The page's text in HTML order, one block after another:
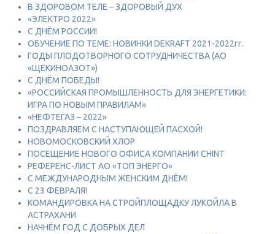
В ЗДОРОВОМ ТЕЛЕ – ЗДОРОВЫЙ ДУХ
«ЭЛЕКТРО 2022»
С ДНЁМ РОССИИ!
ОБУЧЕНИЕ ПО ТЕМЕ: НОВИНКИ DEKRAFT 2021-2022гг.
ГОДЫ ПЛОДОТВОРНОГО СОТРУДНИЧЕСТВА (АО
«ЩЕКИНОАЗОТ»)
С ДНЁМ ПОБЕДЫ!
«РОССИЙСКАЯ ПРОМЫШЛЕННОСТЬ ДЛЯ ЭНЕРГЕТИКИ:
ИГРА ПО НОВЫМ ПРАВИЛАМ»
«НЕФТЕГАЗ – 2022»
ПОЗДРАВЛЯЕМ С НАСТУПАЮЩЕЙ ПАСХОЙ!
НОВОМОСКОВСКИЙ ХЛОР
ПОСЕЩЕНИЕ НОВОГО ОФИСА КОМПАНИИ CHINT
РЕФЕРЕНС-ЛИСТ АО «ТОП ЭНЕРГО»
С МЕЖДУНАРОДНЫМ ЖЕНСКИМ ДНЁМ!
С 23 ФЕВРАЛЯ!
КОМАНДИРОВКА НА СТРОЙПЛОЩАДКУ ЛУКОЙЛА В
АСТРАХАНИ
НАЧНЁМ ГОД С ДОБРЫХ ДЕЛ